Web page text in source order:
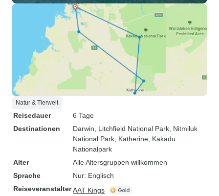
Natur & Tierwelt
Reisedauer
6 Tage
Destinationen
Darwin , Litchfield National Park , Nitmiluk
National Park , Katherine , Kakadu
Nationalpark
Alter
Alle Altersgruppen willkommen
Sprache
Nur: Englisch
ReiseveranstalterAAT Kings